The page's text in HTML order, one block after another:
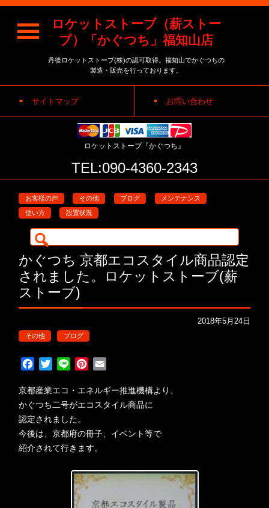
ロケットストーブ（薪ストー
ブ）「かぐつち」福知山店
丹後ロケットストーブ(株)の認可取得。福知山でかぐつちの
製造・販売を行っております。
サイトマップ お問い合わせ
ロケットストーブ『かぐつち』
TEL:090-4360-2343
お客様の声 その他 ブログ メンテナンス
使い方 設置状況
検
索:
かぐつち 京都エコスタイル商品認定
されました。ロケットストーブ(薪
ストーブ)
2018年5月24日
その他 ブログ
c
e
b
o
i
t
t
e
n
e
n
t
r
e
s
t
a
i
京都産業エコ・エネルギー推進機構より、
かぐつち二号がエコスタイル商品に
認定されました。
今後は、京都府の冊子、イベント等で
紹介されて行きます。